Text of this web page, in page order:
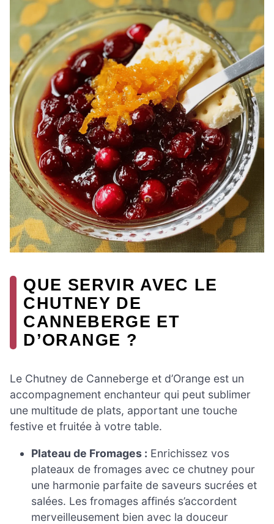
QUE SERVIR AVEC LE
CHUTNEY DE
CANNEBERGE ET
D’ORANGE ?
Le Chutney de Canneberge et d’Orange est un
accompagnement enchanteur qui peut sublimer
une multitude de plats, apportant une touche
festive et fruitée à votre table.
Plateau de Fromages : Enrichissez vos
plateaux de fromages avec ce chutney pour
une harmonie parfaite de saveurs sucrées et
salées. Les fromages affinés s’accordent
merveilleusement bien avec la douceur